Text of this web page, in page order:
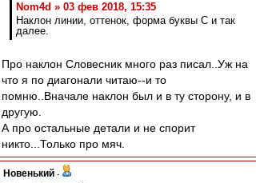
Nom4d » 03 фев 2018, 15:35
Наклон линии, оттенок, форма буквы С и так
далее.
Про наклон Словесник много раз писал..Уж на
что я по диагонали читаю--и то
помню..Вначале наклон был и в ту сторону, и в
другую.
А про остальные детали и не спорит
никто...Только про мяч.
Новенький -